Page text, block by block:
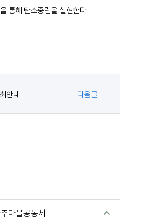
통해 탄소중립을 실현한다.
안내 다음글
마을공동체